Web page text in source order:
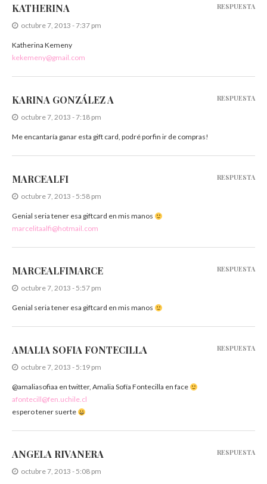
KATHERINA
octubre 7, 2013 - 7:37 pm
Katherina Kemeny
kekemeny@gmail.com
RESPUESTA
KARINA GONZÁLEZ A
octubre 7, 2013 - 7:18 pm
Me encantaría ganar esta gift card, podré porfin ir de compras!
RESPUESTA
MARCEALFI
octubre 7, 2013 - 5:58 pm
Genial seria tener esa giftcard en mis manos
marcelitaalfi@hotmail.com
RESPUESTA
MARCEALFIMARCE
octubre 7, 2013 - 5:57 pm
Genial seria tener esa giftcard en mis manos
RESPUESTA
AMALIA SOFIA FONTECILLA
octubre 7, 2013 - 5:19 pm
@amaliasofiaa en twitter, Amalia Sofía Fontecilla en face
afontecill@fen.uchile.cl
espero tener suerte
RESPUESTA
ANGELA RIVANERA
octubre 7, 2013 - 5:08 pm
RESPUESTA